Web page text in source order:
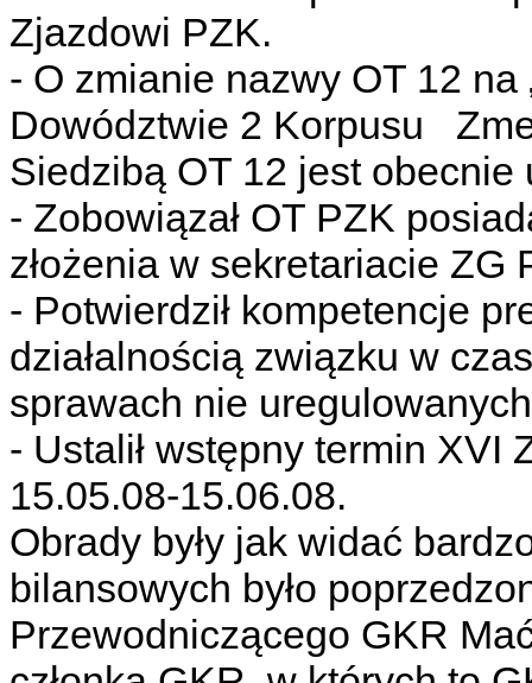
Zjazdowi PZK.
- O zmianie nazwy OT 12 na
Dowództwie 2 Korpusu
Siedzibą OT 12 jest
- Zobowiązał OT PZK
złożenia w sekretariacie
- Potwierdził kompetencje
działalnością związku w
sprawach nie
- Ustalił wstępny termin XVI
15.05.08-15.06.08.
Obrady były jak widać
bilansowych było
Przewodniczącego GKR